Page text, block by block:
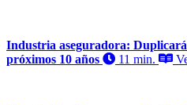
Industria aseguradora:
próximos 10 años
11 min.